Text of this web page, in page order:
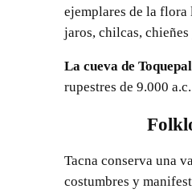
ejemplares de la flora
jaros, chilcas, chieñes
La cueva de
rupestres de 9.000 a.c.
Tacna conserva una
costumbres y